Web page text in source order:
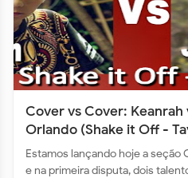
Cover vs Cover: Keanrah
Orlando (Shake it Off -
Estamos lançando hoje a seção
e na primeira disputa, dois